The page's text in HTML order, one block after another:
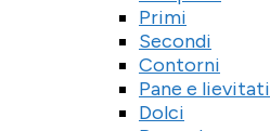
Primi
Secondi
Contorni
Pane e lievitati
Dolci